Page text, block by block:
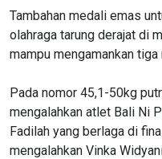
Tambahan medali emas
olahraga tarung derajat di
mampu mengamankan
Pada nomor 45,1-50kg
mengalahkan atlet Bali Ni
Fadilah yang berlaga di
mengalahkan Vinka